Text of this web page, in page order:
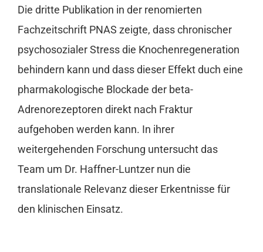
Die dritte Publikation in der renomierten
Fachzeitschrift PNAS zeigte, dass chronischer
psychosozialer Stress die Knochenregeneration
behindern kann und dass dieser Effekt duch eine
pharmakologische Blockade der beta-
Adrenorezeptoren direkt nach Fraktur
aufgehoben werden kann. In ihrer
weitergehenden Forschung untersucht das
Team um Dr. Haffner-Luntzer nun die
translationale Relevanz dieser Erkentnisse für
den klinischen Einsatz.